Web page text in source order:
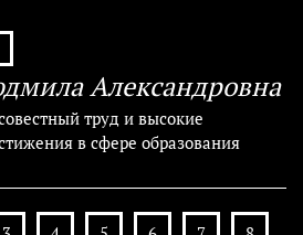
Александровна
труд и высокие
в сфере образования